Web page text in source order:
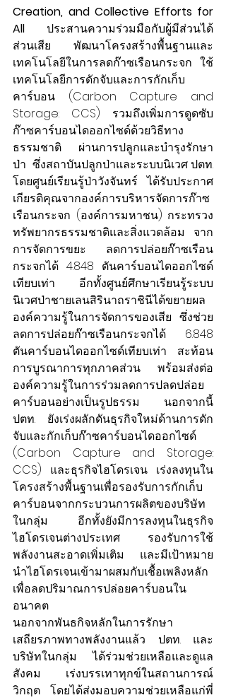
Creation, and Collective Efforts for
All ประสานความร่วมมือกับผู้มีส่วนได้
ส่วนเสีย พัฒนาโครงสร้างพื้นฐานและ
เทคโนโลยีในการลดก๊าซเรือนกระจก ใช้
เทคโนโลยีการดักจับและการกักเก็บ
คาร์บอน (Carbon Capture and
Storage: CCS) รวมถึงเพิ่มการดูดซับ
ก๊าซคาร์บอนไดออกไซด์ด้วยวิธีทาง
ธรรมชาติ ผ่านการปลูกและบำรุงรักษา
ป่า  ซึ่งสถาบันปลูกป่าและระบบนิเวศ ปตท.
โดยศูนย์เรียนรู้ป่าวังจันทร์ ได้รับประกาศ
เกียรติคุณจากองค์การบริหารจัดการก๊าซ
เรือนกระจก (องค์การมหาชน) กระทรวง
ทรัพยากรธรรมชาติและสิ่งแวดล้อม จาก
การจัดการขยะ ลดการปล่อยก๊าซเรือน
กระจกได้ 4.848 ตันคาร์บอนไดออกไซด์
เทียบเท่า อีกทั้งศูนย์ศึกษาเรียนรู้ระบบ
นิเวศป่าชายเลนสิรินาถราชินีได้ขยายผล
องค์ความรู้ในการจัดการของเสีย ซึ่งช่วย
ลดการปล่อยก๊าซเรือนกระจกได้ 6.848
ตันคาร์บอนไดออกไซด์เทียบเท่า สะท้อน
การบูรณาการทุกภาคส่วน พร้อมส่งต่อ
องค์ความรู้ในการร่วมลดการปลดปล่อย
คาร์บอนอย่างเป็นรูปธรรม นอกจากนี้
ปตท. ยังเร่งผลักดันธุรกิจใหม่ด้านการดัก
จับและกักเก็บก๊าซคาร์บอนไดออกไซด์
(Carbon Capture and Storage:
CCS) และธุรกิจไฮโดรเจน เร่งลงทุนใน
โครงสร้างพื้นฐานเพื่อรองรับการกักเก็บ
คาร์บอนจากกระบวนการผลิตของบริษัท
ในกลุ่ม อีกทั้งยังมีการลงทุนในธุรกิจ
ไฮโดรเจนต่างประเทศ รองรับการใช้
พลังงานสะอาดเพิ่มเติม และมีเป้าหมาย
นำไฮโดรเจนเข้ามาผสมกับเชื้อเพลิงหลัก
เพื่อลดปริมาณการปล่อยคาร์บอนใน
อนาคต
นอกจากพันธกิจหลักในการรักษา
เสถียรภาพทางพลังงานแล้ว ปตท. และ
บริษัทในกลุ่ม ได้ร่วมช่วยเหลือและดูแล
สังคม เร่งบรรเทาทุกข์ในสถานการณ์
วิกฤต โดยได้ส่งมอบความช่วยเหลือแก่พี่